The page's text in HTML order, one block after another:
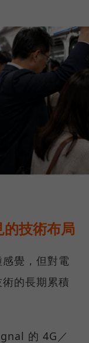
技術布局
覺，但對電
的長期累積
的 4G／